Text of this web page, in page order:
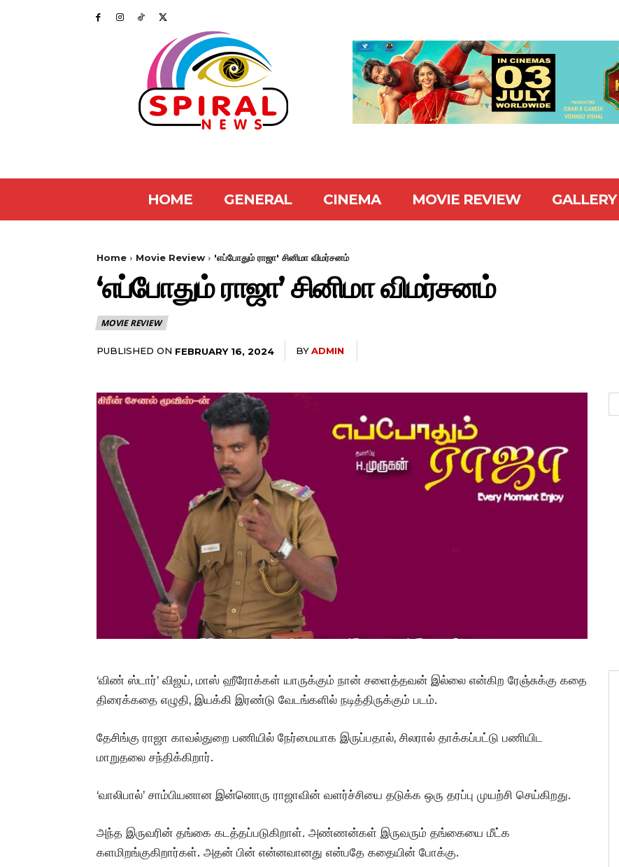
HOME GENERAL CINEMA MOVIE REVIEW GALLERY
Home Movie Review 'எப்போதும் ராஜா' சினிமா விமர்சனம்
‘எப்போதும் ராஜா’ சினிமா விமர்சனம்
MOVIE REVIEW
PUBLISHED ON FEBRUARY 16, 2024 BYADMIN
‘விண் ஸ்டார்’ விஜய், மாஸ் ஹீரோக்கள் யாருக்கும் நான் சளைத்தவன் இல்லை என்கிற ரேஞ்சுக்கு கதை
திரைக்கதை எழுதி, இயக்கி இரண்டு வேடங்களில் நடித்திருக்கும் படம்.
தேசிங்கு ராஜா காவல்துறை பணியில் நேர்மையாக இருப்பதால், சிலரால் தாக்கப்பட்டு பணியிட
மாறுதலை சந்திக்கிறார்.
‘வாலிபால்’ சாம்பியனான இன்னொரு ராஜாவின் வளர்ச்சியை தடுக்க ஒரு தரப்பு முயற்சி செய்கிறது.
அந்த இருவரின் தங்கை கடத்தப்படுகிறாள். அண்ணன்கள் இருவரும் தங்கையை மீட்க
களமிறங்குகிறார்கள். அதன் பின் என்னவானது என்பதே கதையின் போக்கு.